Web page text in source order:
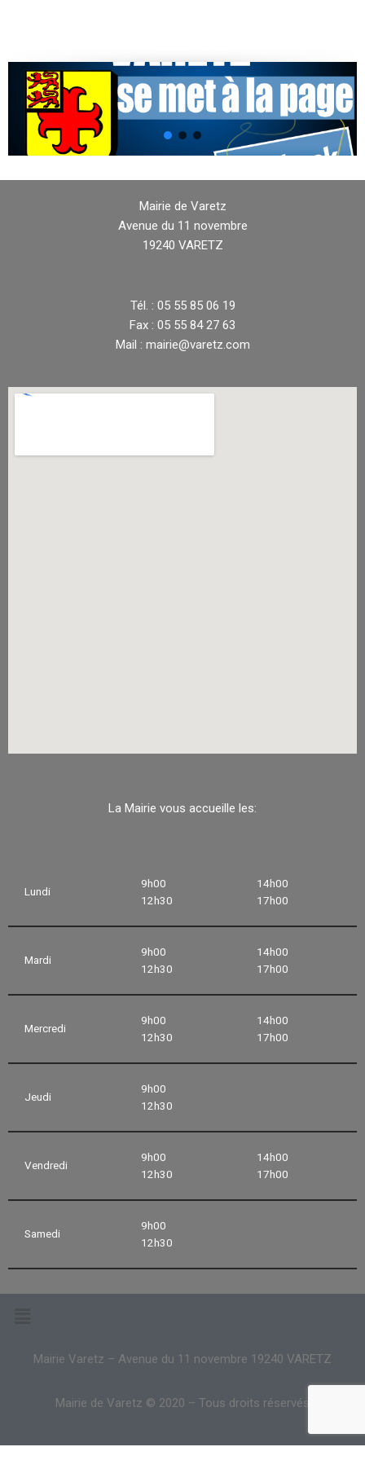
Mairie de Varetz
Avenue du 11 novembre
19240 VARETZ
Tél. : 05 55 85 06 19
Fax : 05 55 84 27 63
Mail : mairie@varetz.com
La Mairie vous accueille les:
Lundi
9h00
12h30
14h00
17h00
Mardi
9h00
12h30
14h00
17h00
Mercredi
9h00
12h30
14h00
17h00
Jeudi
9h00
12h30
Vendredi
9h00
12h30
14h00
17h00
Samedi
9h00
12h30
Mairie Varetz – Avenue du 11 novembre 19240 VARETZ
Mairie de Varetz © 2020 – Tous droits réservés